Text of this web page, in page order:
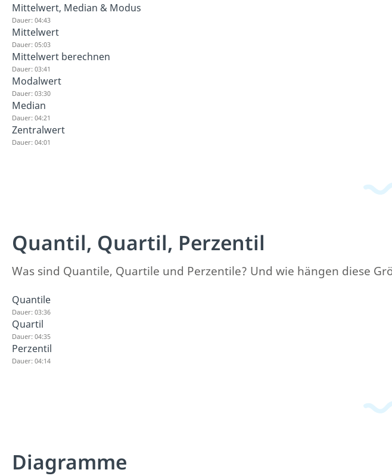
Mittelwert, Median & Modus
Dauer: 04:43
Mittelwert
Dauer: 05:03
Mittelwert berechnen
Dauer: 03:41
Modalwert
Dauer: 03:30
Median
Dauer: 04:21
Zentralwert
Dauer: 04:01
Quantil, Quartil, Perzentil
Was sind Quantile, Quartile und Perzentile? Und wie hängen diese
Quantile
Dauer: 03:36
Quartil
Dauer: 04:35
Perzentil
Dauer: 04:14
Diagramme